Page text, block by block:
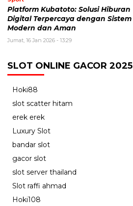
Platform Kubatoto: Solusi Hiburan
Digital Terpercaya dengan Sistem
Modern dan Aman
Jumat, 16 Jan 2026 - 13:29
SLOT ONLINE GACOR 2025
Hoki88
slot scatter hitam
erek erek
Luxury Slot
bandar slot
gacor slot
slot server thailand
Slot raffi ahmad
Hoki108